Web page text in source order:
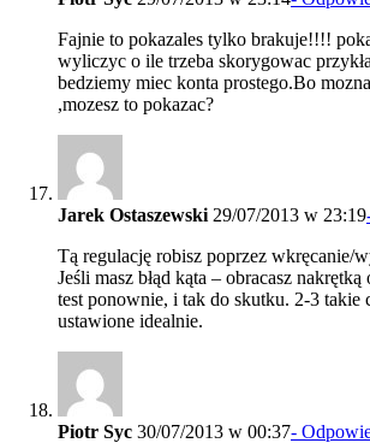
Fajnie to pokazales tylko brakuje!!!!
wyliczyc o ile trzeba skorygowac
bedziemy miec konta prostego.Bo
,mozesz to pokazac?
Jarek Ostaszewski 29/07/2013 w 23:19
Tą regulację robisz poprzez wkręcanie/
Jeśli masz błąd kąta – obracasz
test ponownie, i tak do skutku. 2-3 takie
ustawione idealnie.
Piotr Syc 30/07/2013 w 00:37-